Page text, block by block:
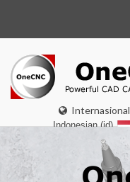
Internasional
Indonesian (id)